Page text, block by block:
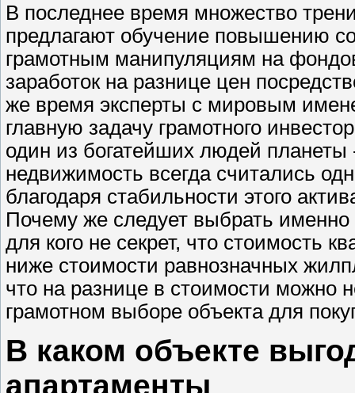
В последнее время множество
предлагают обучение повышению
грамотным манипуляциям на
заработок на разнице цен
же время эксперты с мировым
главную задачу грамотного
один из богатейших людей
недвижимость всегда считались
благодаря стабильности этого
Почему же следует выбрать именно
для кого не секрет, что стоимость
ниже стоимости равнозначных
что на разнице в стоимости можно
грамотном выборе объекта для
В каком объекте
апартаменты